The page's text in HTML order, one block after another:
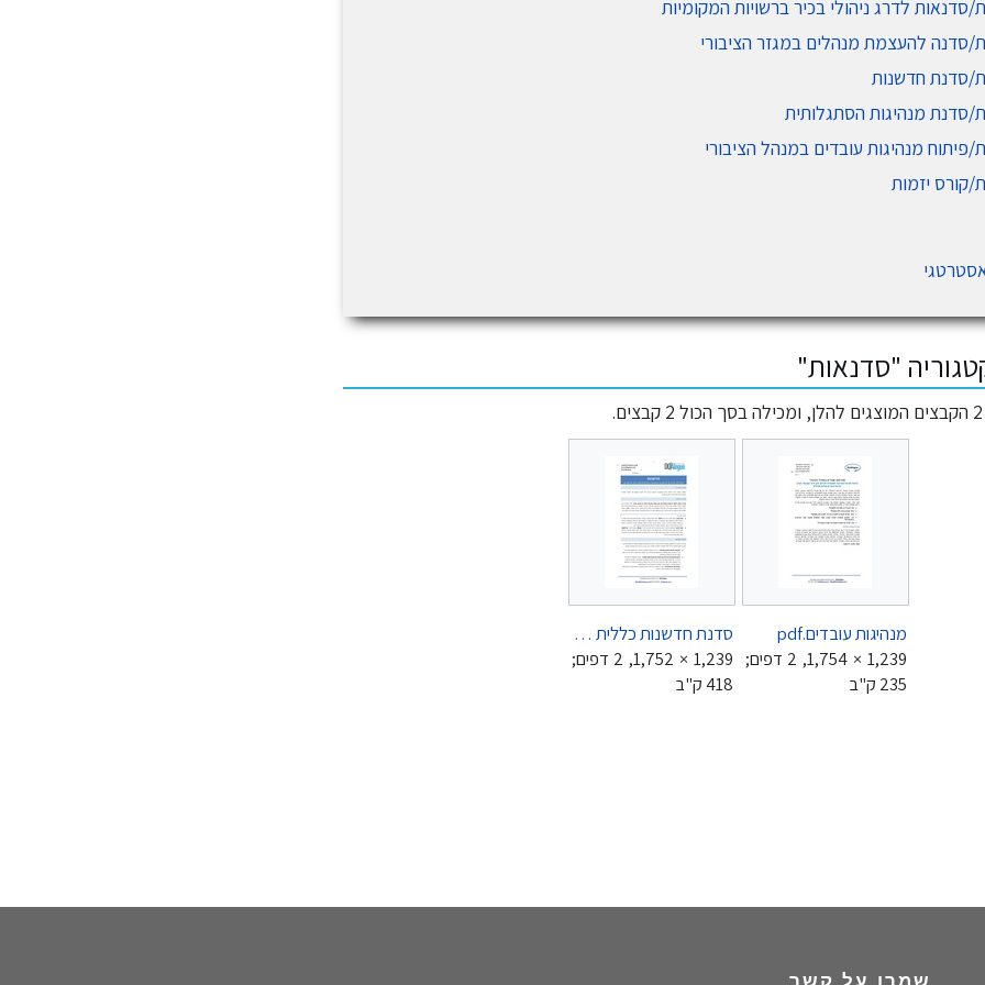
סדנאות לדרג ניהולי בכיר ברשויות המקומיות
סדנה להעצמת מנהלים במגזר הציבורי
סדנת חדשנות
סדנת מנהיגות הסתגלותית
פיתוח מנהיגות עובדים במנהל הציבורי
קורס יזמות
"סדנאות"
מנהיגות עובדים.pdf
1,239 × 1,754, 2 דפים;
235 ק"ב
סדנת חדשנות כללית - דואלוג.pdf
1,239 × 1,752, 2 דפים;
418 ק"ב